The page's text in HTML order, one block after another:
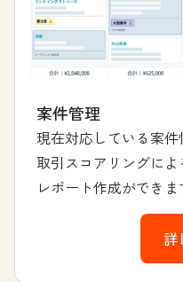
案件管理
現在対応している案件
取引スコアリングに
レポート作成ができま
詳